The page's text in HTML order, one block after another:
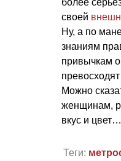
более
своей
Ну, а по
знаниям
привычкам
Можно
женщинам,
вкус и цвет…
Теги: